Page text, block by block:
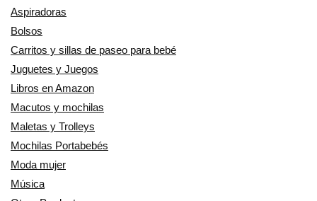
Aspiradoras
Bolsos
Carritos y sillas de paseo para bebé
Juguetes y Juegos
Libros en Amazon
Macutos y mochilas
Maletas y Trolleys
Mochilas Portabebés
Moda mujer
Música